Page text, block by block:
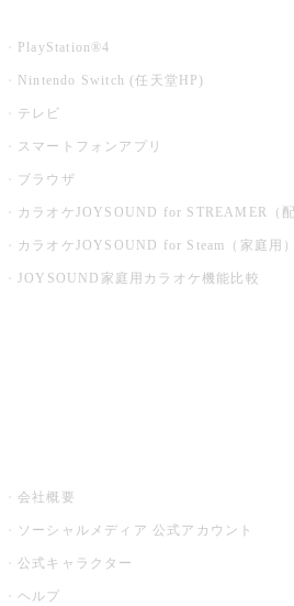
PlayStation®4
Nintendo Switch (任天堂HP)
テレビ
スマートフォンアプリ
ブラウザ
カラオケJOYSOUND for STREAMER（配
カラオケJOYSOUND for Steam（家庭用）
JOYSOUND家庭用カラオケ機能比較
会社概要
ソーシャルメディア 公式アカウント
公式キャラクター
ヘルプ